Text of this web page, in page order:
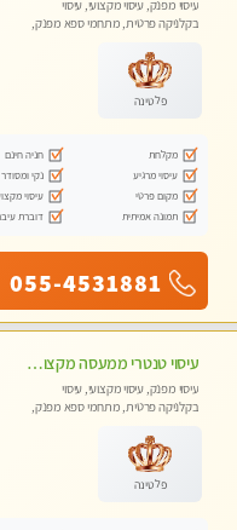
עיסוי מפנק, עיסוי מקצועי, עיסוי
בקלניקה פרטית, מתחמי ספא מפנק,
פלטינה
מקלחת
חניה חינם
עיסוי מרגיע
נקי ומסודר
מקום פרטי
עיסוי
תמונה אמיתית
דוברת
055-4531881
עיסוי טנטרי ממעסה מקצועית. חוויה מעולם אחר שכל אחד צריך לנסות. מעסה צעירה, אנרגיה נשית, ☺️❤️
עיסוי מפנק, עיסוי מקצועי, עיסוי
בקלניקה פרטית, מתחמי ספא מפנק,
פלטינה